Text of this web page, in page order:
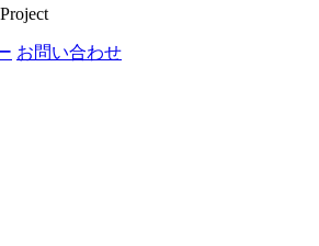
お問い合わせ